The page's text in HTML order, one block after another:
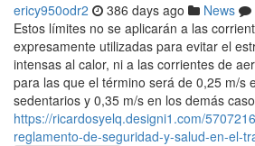
ericy950odr2 386 days ago News
Estos límites no se aplicarán a las
expresamente utilizadas para evitar el
intensas al calor, ni a las corrientes de
para las que el término será de 0,25 m/s
sedentarios y 0,35 m/s en los demás
https://ricardosyelq.designi1.com/
reglamento-de-seguridad-y-salud-en-el-